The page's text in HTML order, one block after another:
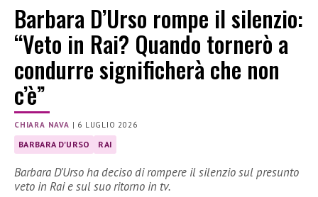
Barbara D’Urso rompe il silenzio:
“Veto in Rai? Quando tornerò a
condurre significherà che non
c’è”
CHIARA NAVA | 6 LUGLIO 2026
BARBARA D'URSO RAI
Barbara D’Urso ha deciso di rompere il silenzio sul presunto
veto in Rai e sul suo ritorno in tv.